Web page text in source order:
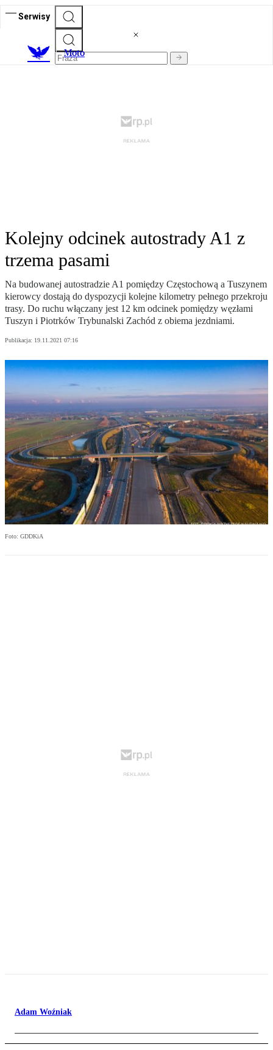
Serwisy
Moto
Kolejny odcinek autostrady A1 z
trzema pasami
Na budowanej autostradzie A1 pomiędzy Częstochową a Tuszynem
kierowcy dostają do dyspozycji kolejne kilometry pełnego przekroju
trasy. Do ruchu włączany jest 12 km odcinek pomiędzy węzłami
Tuszyn i Piotrków Trybunalski Zachód z obiema jezdniami.
Publikacja: 19.11.2021 07:16
Foto: GDDKiA
Adam Woźniak